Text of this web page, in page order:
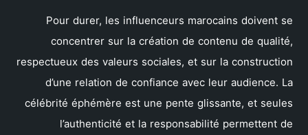
Pour durer, les influenceurs marocains doivent se
concentrer sur la création de contenu de qualité,
respectueux des valeurs sociales, et sur la construction
d’une relation de confiance avec leur audience. La
célébrité éphémère est une pente glissante, et seules
l’authenticité et la responsabilité permettent de